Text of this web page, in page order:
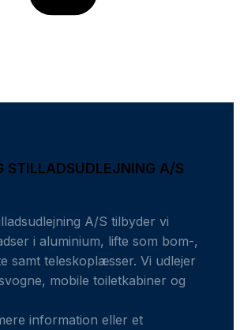
STILLADSUDLEJNING A/S
A/S tilbyder vi
i aluminium, lifte som bom-,
samt teleskoplæsser. Vi udlejer
mobile toiletkabiner og
information eller et